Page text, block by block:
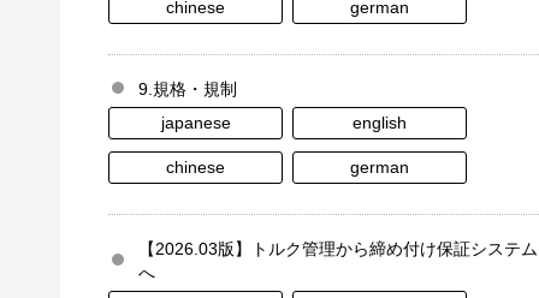
chinese german
9.規格・規制
japanese
english
chinese german
【2026.03版】トルク管理から締め付け保証システム
へ